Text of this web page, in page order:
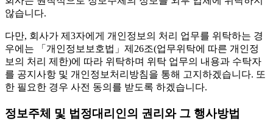
않습니다.
다만, 회사가 제3자에게 개인정보의 처리 업무를 위탁하는 경
우에는 「개인정보보호법」제26조(업무위탁에 따른 개인정
보의 처리 제한)에 따라 위탁하며 위탁 업무의 내용과 수탁자
를 공지사항 및 개인정보처리방침을 통해 고지하겠습니다. 또
한 필요한 경우 사전 동의를 받도록 하겠습니다.
정보주체 및 법정대리인의 권리와 그 행사방법